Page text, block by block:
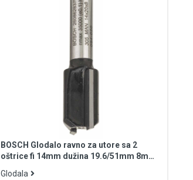
BOSCH Glodalo ravno za utore sa 2
oštrice fi 14mm dužina 19.6/51mm 8mm
Glodala